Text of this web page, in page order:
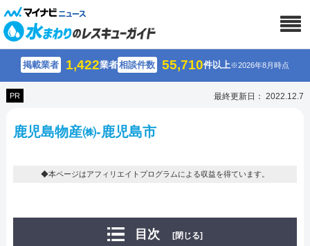
掲載業者 1,422業者相談件数 55,710件以上※2026年8月時点
PR 最終更新日： 2022.12.7
鹿児島物産㈱-鹿児島市
◆本ページはアフィリエイトプログラムによる収益を得ています。
目次 [閉じる]